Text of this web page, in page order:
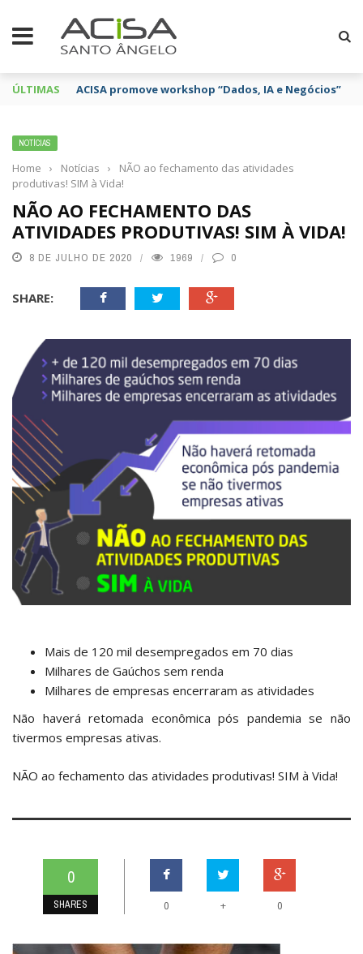
ÚLTIMAS ACISA promove workshop “Dados, IA e Negócios”
NOTÍCIAS
Home › Notícias ›
NÃO ao fechamento das atividades
produtivas! SIM à Vida!
NÃO AO FECHAMENTO DAS
ATIVIDADES PRODUTIVAS! SIM À VIDA!
8 DE JULHO DE 2020 1969 0
SHARE:
Mais de 120 mil desempregados em 70 dias
Milhares de Gaúchos sem renda
Milhares de empresas encerraram as atividades
Não haverá retomada econômica pós pandemia se não
tivermos empresas ativas.
NÃO ao fechamento das atividades produtivas! SIM à Vida!
0
SHARES 0 + 0